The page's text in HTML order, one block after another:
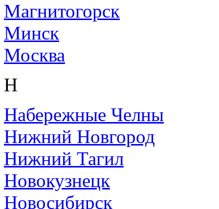
Магнитогорск
Минск
Москва
Н
Набережные Челны
Нижний Новгород
Нижний Тагил
Новокузнецк
Новосибирск